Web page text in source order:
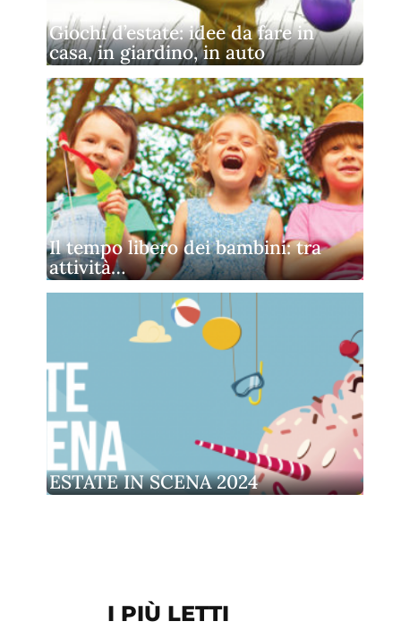
Giochi d’estate: idee da fare in
casa, in giardino, in auto
Il tempo libero dei bambini: tra
attività…
ESTATE IN SCENA 2024
I PIÙ LETTI